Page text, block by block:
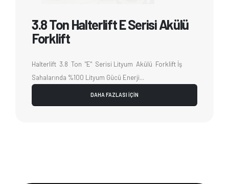
3.8 Ton Halterlift E Serisi Akülü
Forklift
Halterlift 3.8 Ton "E" Serisi Lityum Akülü Forklift İş
Sahalarında %100 Lityum Gücü Enerji...
DAHA FAZLASI İÇİN